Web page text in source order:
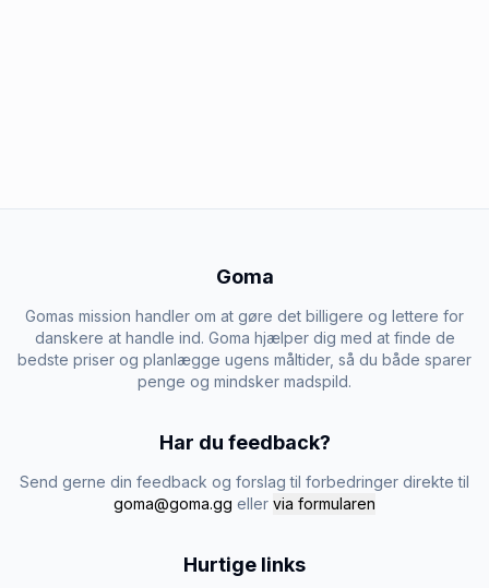
Goma
Gomas mission handler om at gøre det billigere og lettere for
danskere at handle ind. Goma hjælper dig med at finde de
bedste priser og planlægge ugens måltider, så du både sparer
penge og mindsker madspild.
Har du feedback?
Send gerne din feedback og forslag til forbedringer direkte til
goma@goma.gg eller via formularen
Hurtige links